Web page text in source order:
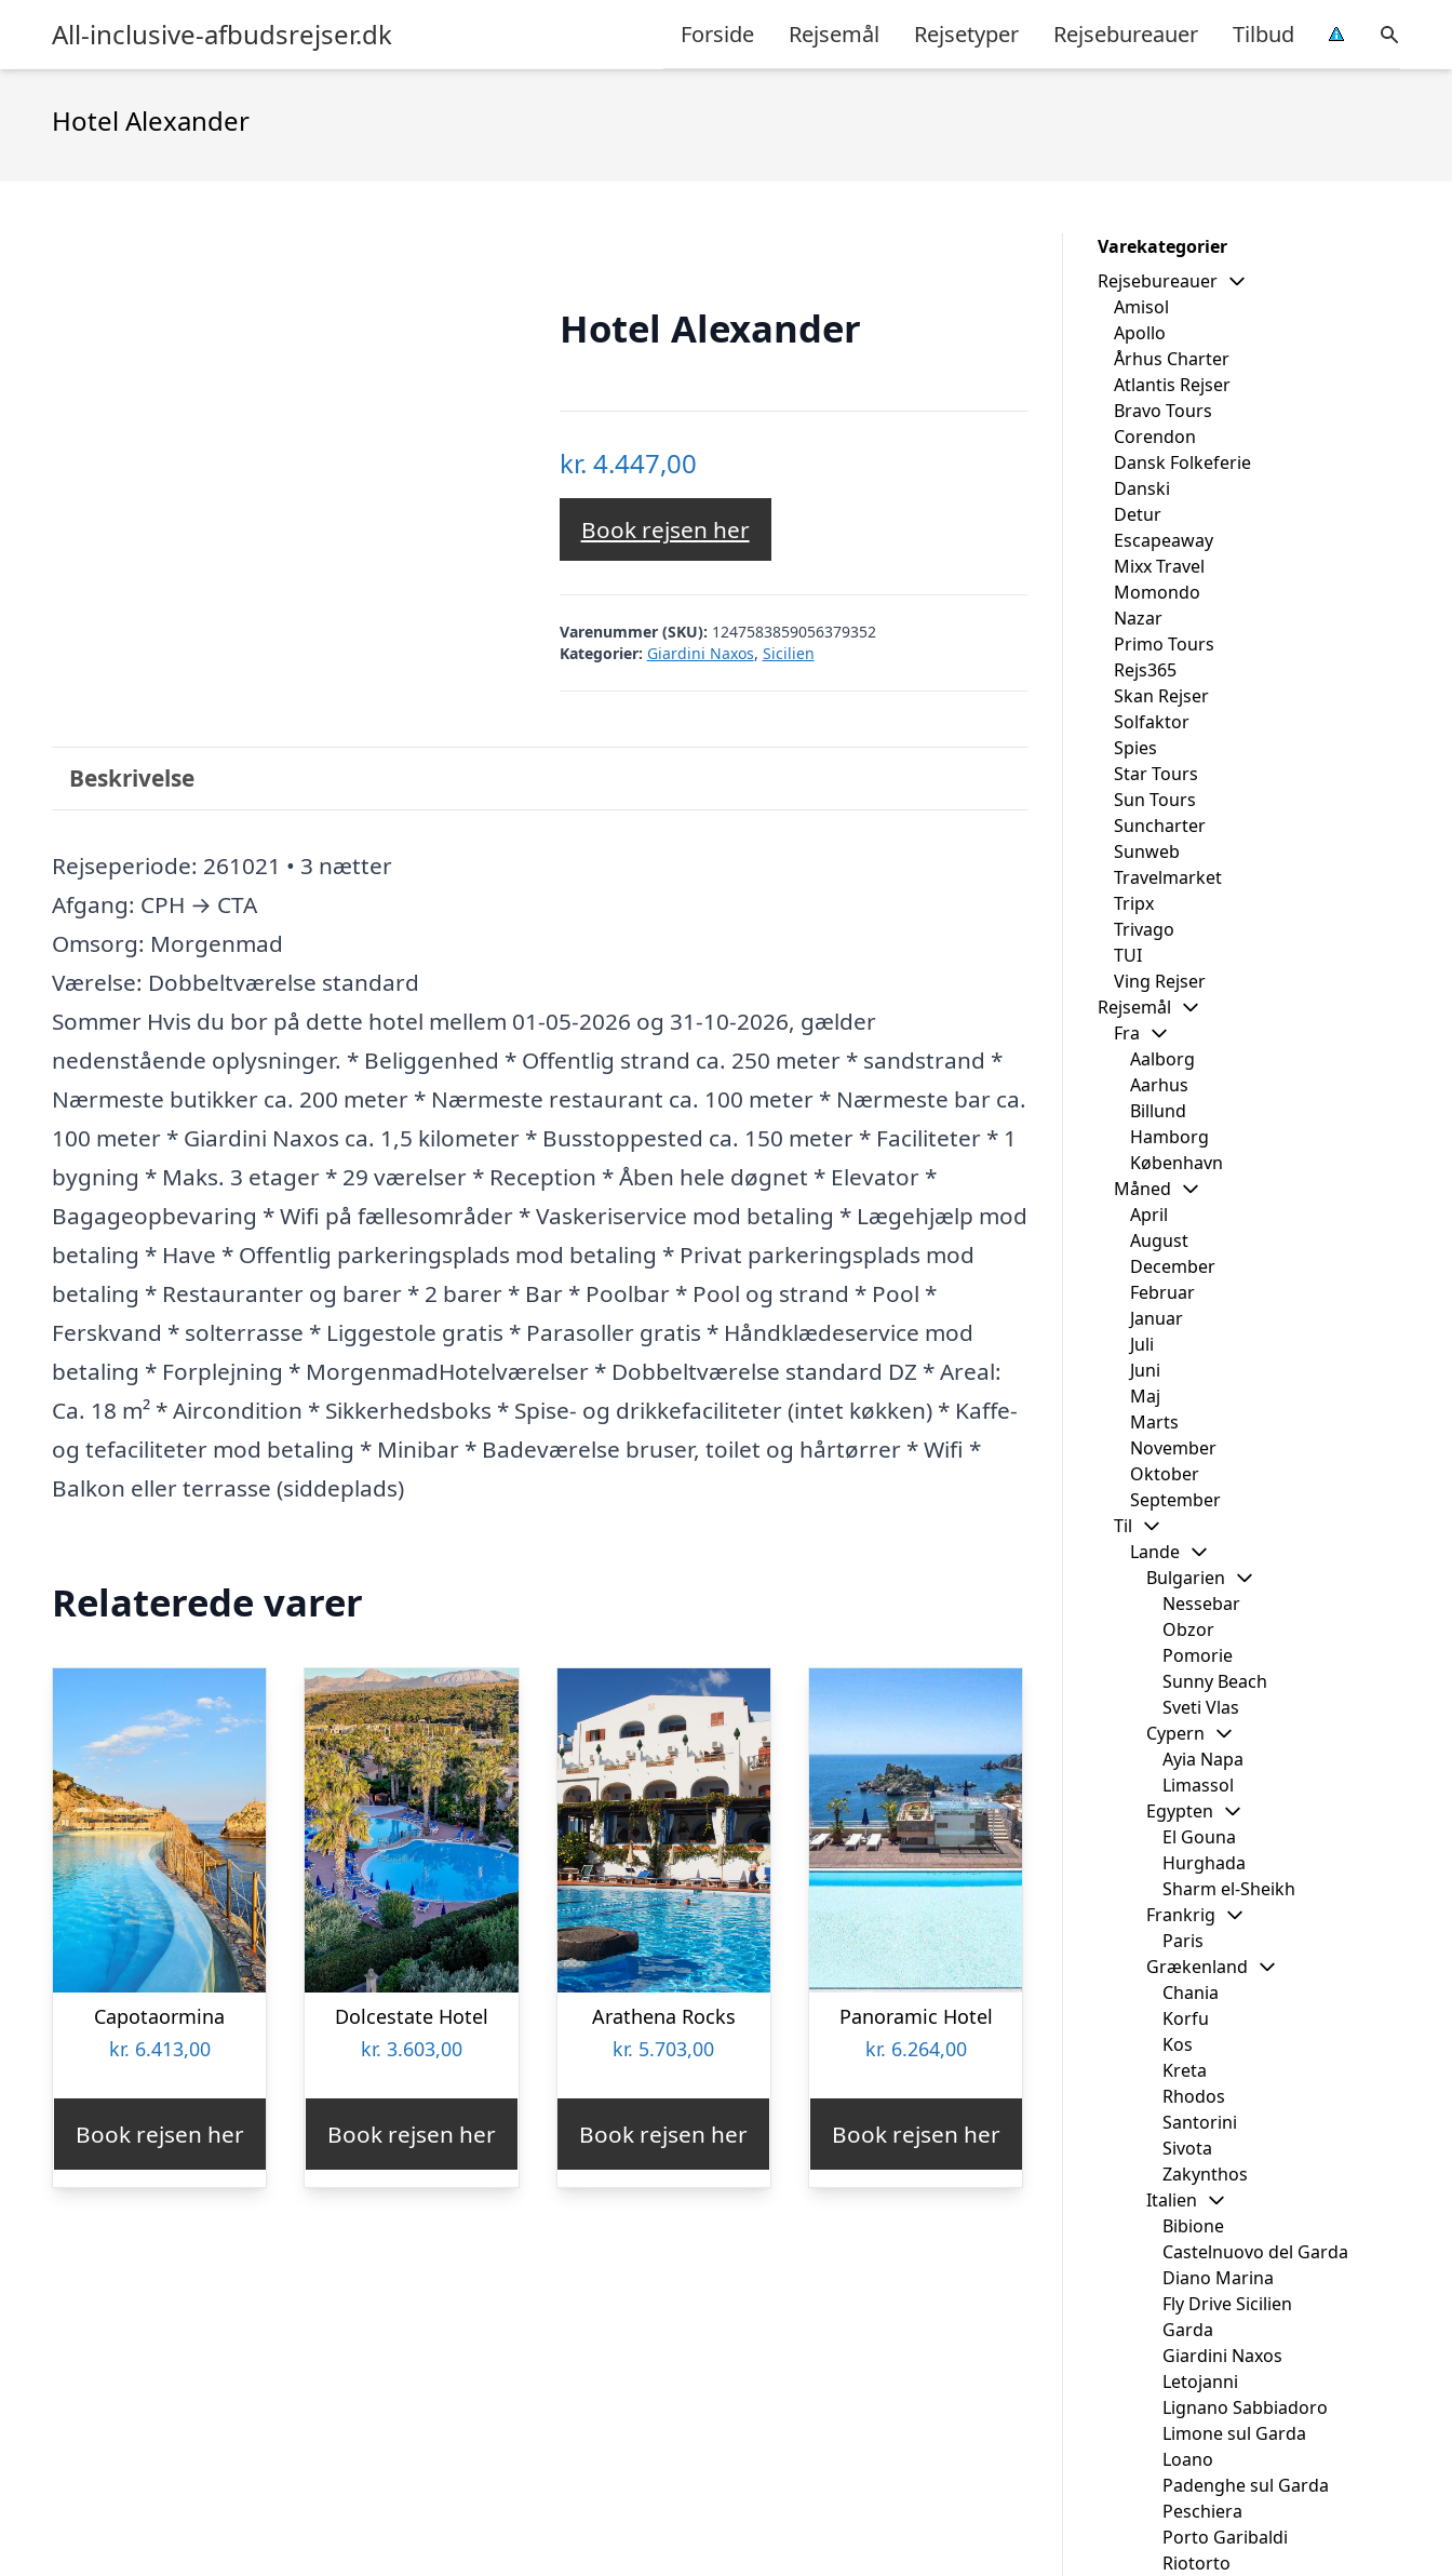
All-inclusive-afbudsrejser.dk Forside Rejsemål Rejsetyper Rejsebureauer Tilbud
Hotel Alexander
Hotel Alexander
kr. 4.447,00
Book rejsen her
Varenummer (SKU): 1247583859056379352
Kategorier: Giardini Naxos, Sicilien
Beskrivelse
Rejseperiode: 261021 • 3 nætter
Afgang: CPH → CTA
Omsorg: Morgenmad
Værelse: Dobbeltværelse standard
Sommer Hvis du bor på dette hotel mellem 01-05-2026 og 31-10-2026, gælder
nedenstående oplysninger. * Beliggenhed * Offentlig strand ca. 250 meter * sandstrand *
Nærmeste butikker ca. 200 meter * Nærmeste restaurant ca. 100 meter * Nærmeste bar ca.
100 meter * Giardini Naxos ca. 1,5 kilometer * Busstoppested ca. 150 meter * Faciliteter * 1
bygning * Maks. 3 etager * 29 værelser * Reception * Åben hele døgnet * Elevator *
Bagageopbevaring * Wifi på fællesområder * Vaskeriservice mod betaling * Lægehjælp mod
betaling * Have * Offentlig parkeringsplads mod betaling * Privat parkeringsplads mod
betaling * Restauranter og barer * 2 barer * Bar * Poolbar * Pool og strand * Pool *
Ferskvand * solterrasse * Liggestole gratis * Parasoller gratis * Håndklædeservice mod
betaling * Forplejning * MorgenmadHotelværelser * Dobbeltværelse standard DZ * Areal:
Ca. 18 m² * Aircondition * Sikkerhedsboks * Spise- og drikkefaciliteter (intet køkken) * Kaffe-
og tefaciliteter mod betaling * Minibar * Badeværelse bruser, toilet og hårtørrer * Wifi *
Balkon eller terrasse (siddeplads)
Relaterede varer
Capotaormina
kr. 6.413,00
Book rejsen her
Dolcestate Hotel
kr. 3.603,00
Book rejsen her
Arathena Rocks
kr. 5.703,00
Book rejsen her
Panoramic Hotel
kr. 6.264,00
Book rejsen her
Varekategorier
Rejsebureauer
Amisol
Apollo
Århus Charter
Atlantis Rejser
Bravo Tours
Corendon
Dansk Folkeferie
Danski
Detur
Escapeaway
Mixx Travel
Momondo
Nazar
Primo Tours
Rejs365
Skan Rejser
Solfaktor
Spies
Star Tours
Sun Tours
Suncharter
Sunweb
Travelmarket
Tripx
Trivago
TUI
Ving Rejser
Rejsemål
Fra
Aalborg
Aarhus
Billund
Hamborg
København
Måned
April
August
December
Februar
Januar
Juli
Juni
Maj
Marts
November
Oktober
September
Til
Lande
Bulgarien
Nessebar
Obzor
Pomorie
Sunny Beach
Sveti Vlas
Cypern
Ayia Napa
Limassol
Egypten
El Gouna
Hurghada
Sharm el-Sheikh
Frankrig
Paris
Grækenland
Chania
Korfu
Kos
Kreta
Rhodos
Santorini
Sivota
Zakynthos
Italien
Bibione
Castelnuovo del Garda
Diano Marina
Fly Drive Sicilien
Garda
Giardini Naxos
Letojanni
Lignano Sabbiadoro
Limone sul Garda
Loano
Padenghe sul Garda
Peschiera
Porto Garibaldi
Riotorto